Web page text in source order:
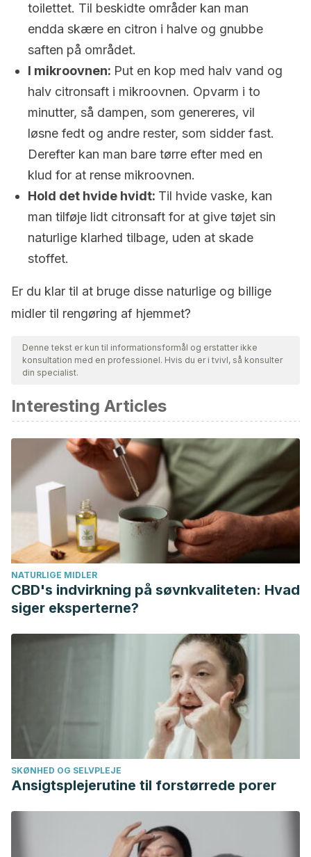
toilettet. Til beskidte områder kan man
endda skære en citron i halve og gnubbe
saften på området.
I mikroovnen: Put en kop med halv vand og
halv citronsaft i mikroovnen. Opvarm i to
minutter, så dampen, som genereres, vil
løsne fedt og andre rester, som sidder fast.
Derefter kan man bare tørre efter med en
klud for at rense mikroovnen.
Hold det hvide hvidt: Til hvide vaske, kan
man tilføje lidt citronsaft for at give tøjet sin
naturlige klarhed tilbage, uden at skade
stoffet.
Er du klar til at bruge disse naturlige og billige
midler til rengøring af hjemmet?
Denne tekst er kun til informationsformål og erstatter ikke
konsultation med en professionel. Hvis du er i tvivl, så konsulter
din specialist.
Interesting Articles
NATURLIGE MIDLER
CBD's indvirkning på søvnkvaliteten: Hvad
siger eksperterne?
SKØNHED OG SELVPLEJE
Ansigtsplejerutine til forstørrede porer